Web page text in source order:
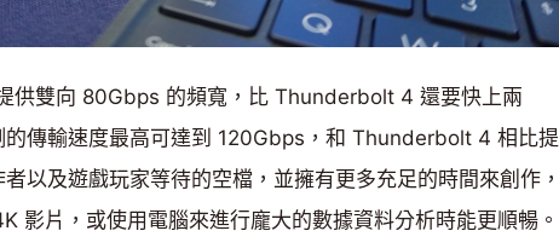
供雙向 80Gbps 的頻寬，比 Thunderbolt 4 還要快上兩
的傳輸速度最高可達到 120Gbps，和 Thunderbolt 4 相比提
以及遊戲玩家等待的空檔，並擁有更多充足的時間來創作，
影片，或使用電腦來進行龐大的數據資料分析時能更順暢。